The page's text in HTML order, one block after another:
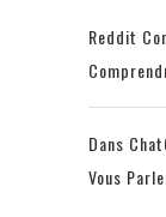
Reddit
Dans
Vous